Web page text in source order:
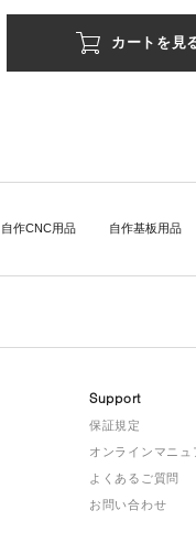
カートを見
自作CNC用品 自作基板用品
Support
保証規定
オンラインマニ
よくあるご質問
お問い合わせ